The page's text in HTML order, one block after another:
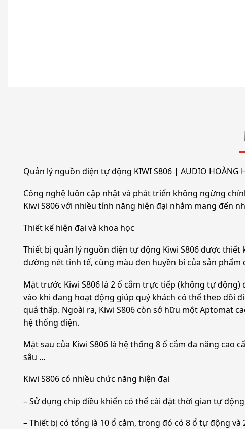
Quản lý nguồn điện tự động KIWI S806 | AUDIO HOÀNG
Công nghệ luôn cập nhật và phát triển không ngừng
Kiwi S806 với nhiều tính năng hiện đại nhằm mang đến
Thiết kế hiện đại và khoa học
Thiết bị quản lý nguồn điện tự động Kiwi S806 được
đường nét tinh tế, cùng màu đen huyền bí của sản
Mặt trước Kiwi S806 là 2 ổ cắm trực tiếp (không tự
vào khi đang hoạt động giúp quý khách có thể theo dõi
quá thấp. Ngoài ra, Kiwi S806 còn sở hữu một Aptomat
hệ thống điện.
Mặt sau của Kiwi S806 là hệ thống 8 ổ cắm đa năng
sâu …
Kiwi S806 có nhiều chức năng hiện đại
– Sử dụng chip điều khiển có thể cài đặt thời gian tự
– Thiết bị có tổng là 10 ổ cắm, trong đó có 8 ổ tự động và